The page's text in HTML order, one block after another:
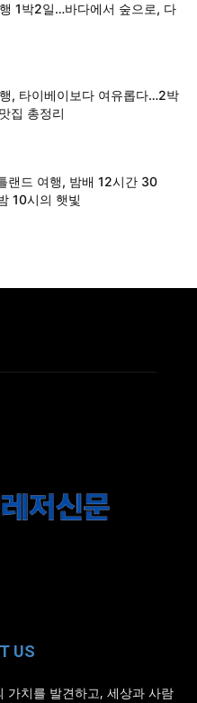
1박2일…바다에서 숲으로, 다
, 타이베이보다 여유롭다…2박
집 총정리
랜드 여행, 밤배 12시간 30
10시의 햇빛
US
가치를 발견하고, 세상과 사람